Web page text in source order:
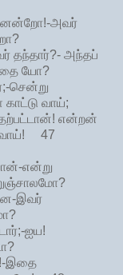
அவர்
தந்தார்?- அந்தப்
யோ?
சென்று
வாய்;
என்றன்
வாய்! 47
என்று
இவர்
ஐய!
இதை